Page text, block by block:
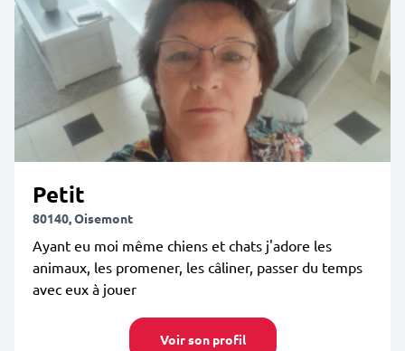
Petit
80140, Oisemont
Ayant eu moi même chiens et chats j'adore les
animaux, les promener, les câliner, passer du temps
avec eux à jouer
Voir son profil